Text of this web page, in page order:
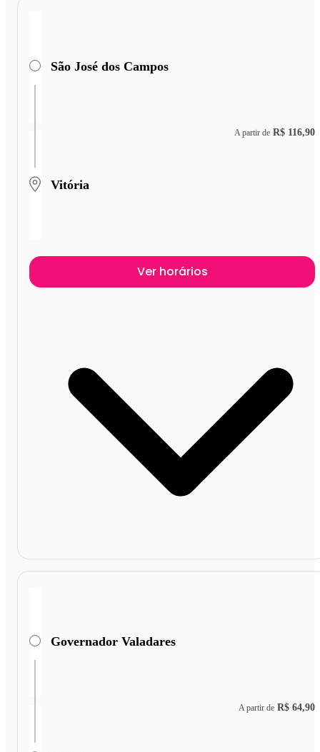
São José dos Campos
Vitória
A partir de R$ 116,90
Ver horários
Governador Valadares
A partir de R$ 64,90